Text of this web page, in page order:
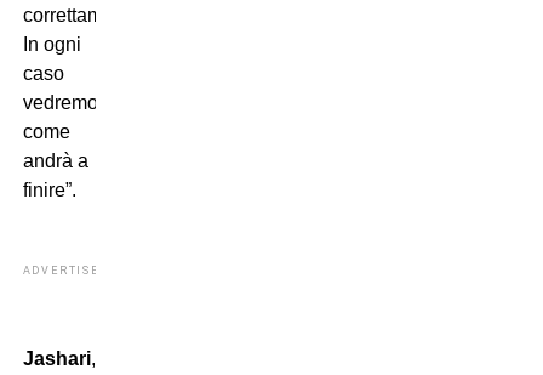
correttamente.
In ogni
caso
vedremo
come
andrà a
finire”.
ADVERTISEMENT
Jashari,